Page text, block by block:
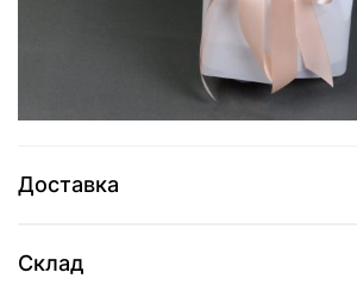
Додати до кошика
Купити в один клік
Доставка
Склад